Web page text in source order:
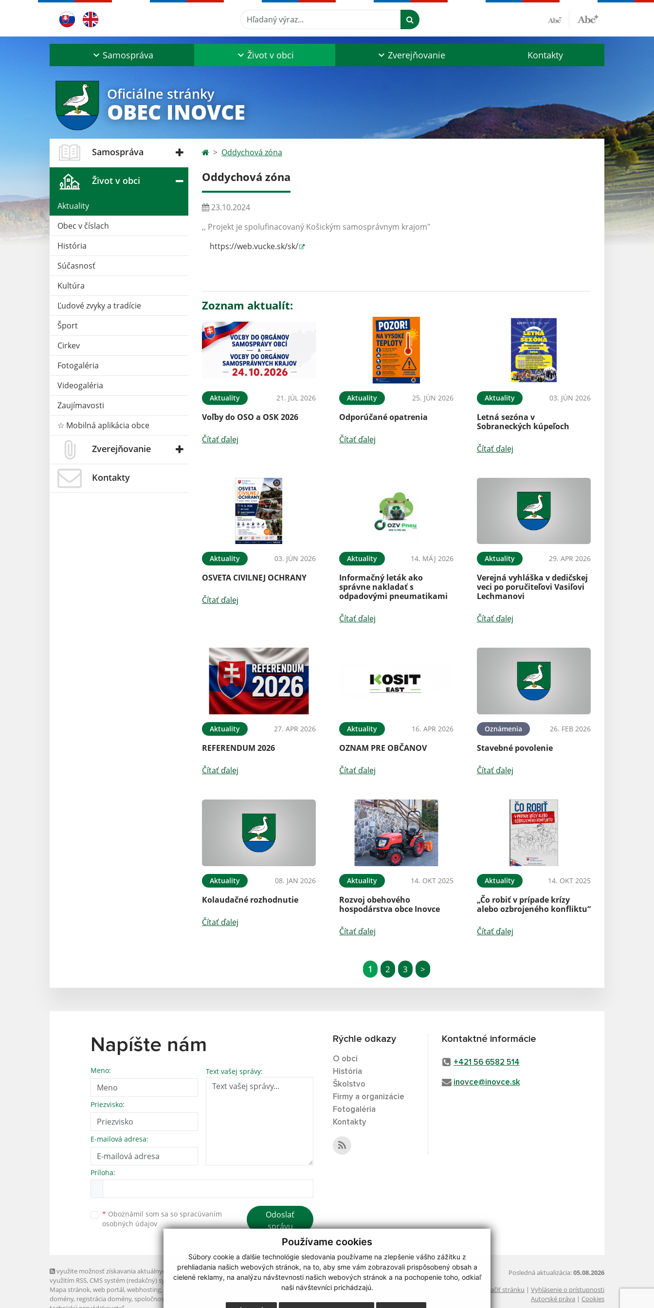
Používame cookies
Súbory cookie a ďalšie technológie sledovania používame na zlepšenie vášho zážitku z
prehliadania našich webových stránok, na to, aby sme vám zobrazovali prispôsobený obsah a
cielené reklamy, na analýzu návštevnosti našich webových stránok a na pochopenie toho, odkiaľ
naši návštevníci prichádzajú.
Hľadaný výraz...
Samospráva Život v obci Zverejňovanie Kontakty
Oficiálne stránky
OBEC INOVCE
Samospráva
Život v obci
Aktuality
Obec v číslach
História
Súčasnosť
Kultúra
Ľudové zvyky a tradície
Šport
Cirkev
Fotogaléria
Videogaléria
Zaujímavosti
☆ Mobilná aplikácia obce
Zverejňovanie
Kontakty
Oddychová zóna
Oddychová zóna
23.10.2024
,, Projekt je spolufinacovaný Košickým samosprávnym krajom"
https://web.vucke.sk/sk/
Zoznam aktualít:
Aktuality 21. JÚL 2026
Voľby do OSO a OSK 2026
Čítať ďalej
Aktuality 25. JÚN 2026
Odporúčané opatrenia
Čítať ďalej
Aktuality 03. JÚN 2026
Letná sezóna v
Sobraneckých kúpeľoch
Čítať ďalej
Aktuality 03. JÚN 2026
OSVETA CIVILNEJ OCHRANY
Čítať ďalej
Aktuality 14. MÁJ 2026
Informačný leták ako
správne nakladať s
odpadovými pneumatikami
Čítať ďalej
Aktuality 29. APR 2026
Verejná vyhláška v dedičskej
veci po poručiteľovi Vasiľovi
Lechmanovi
Čítať ďalej
Aktuality 27. APR 2026
REFERENDUM 2026
Čítať ďalej
Aktuality 16. APR 2026
OZNAM PRE OBČANOV
Čítať ďalej
Oznámenia 26. FEB 2026
Stavebné povolenie
Čítať ďalej
Aktuality 08. JAN 2026
Kolaudačné rozhodnutie
Čítať ďalej
Aktuality 14. OKT 2025
Rozvoj obehového
hospodárstva obce Inovce
Čítať ďalej
Aktuality 14. OKT 2025
„Čo robiť v prípade krízy
alebo ozbrojeného konfliktu“
Čítať ďalej
1 2 3 >
Napíšte nám
Meno:
Priezvisko:
E-mailová adresa:
Text vašej správy:
Príloha:
* Oboznámil som sa so spracúvaním
osobných údajov
Odoslať
správu
Rýchle odkazy
O obci
História
Školstvo
Firmy a organizácie
Fotogaléria
Kontakty
Kontaktné informácie
+421 56 6582 514
inovce@inovce.sk
využite možnosť získavania aktuálnych informácií s
využitím RSS, CMS systém (redakčný) systém ECHELON 2,
Mapa stránok, web portál, webhosting,
domény, registrácia domény, spoločnosť webex.digital, s.r.o.
Posledná aktualizácia:05.08.2026
Vytlačiť stránku | Vyhlásenie o prístupnosti
Autorské práva | Cookies
webdesign|